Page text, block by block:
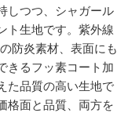
しつつ、シャガール
ト生地です。紫外線
防炎素材、表面にも
きるフッ素コート加
た品質の高い生地で
格面と品質、両方を